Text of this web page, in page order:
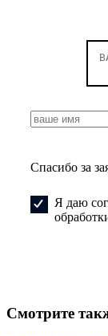
Спасибо за
Я даю
Смотрите